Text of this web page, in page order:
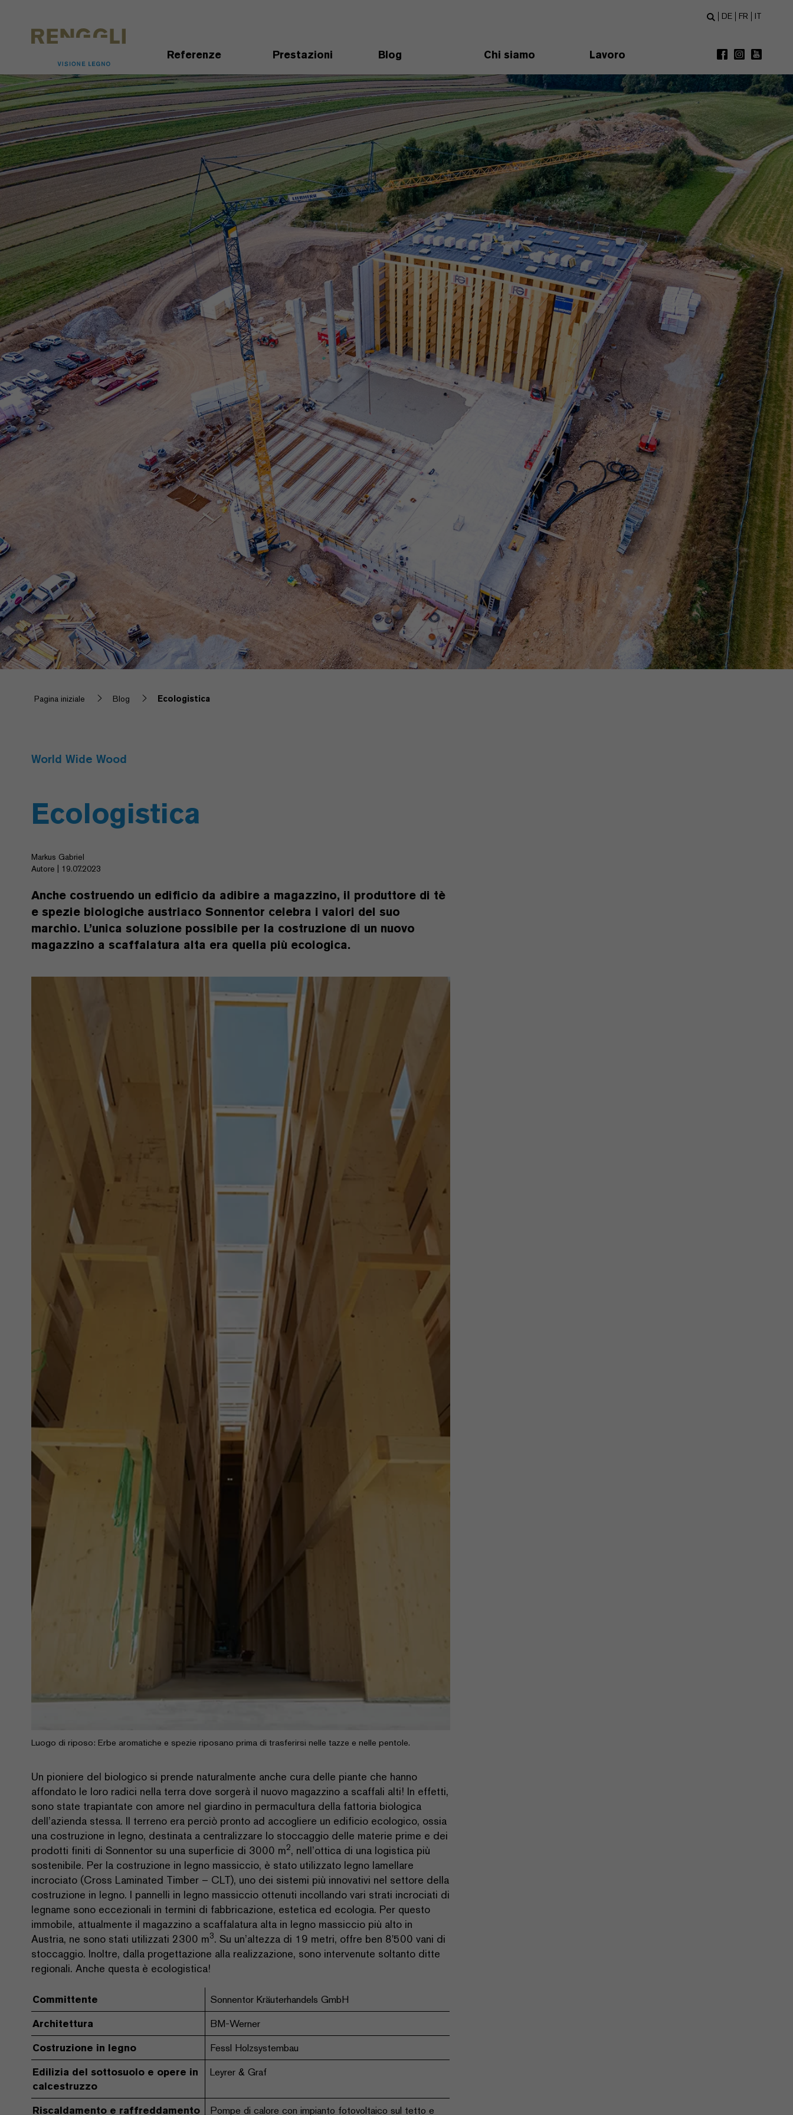
Referenze Prestazioni Blog Chi siamo Lavoro
DE FR IT
Pagina iniziale Blog Ecologistica
World Wide Wood
Ecologistica
Markus Gabriel
Autore | 19.07.2023
Anche costruendo un edificio da adibire a magazzino, il produttore di tè
e spezie biologiche austriaco Sonnentor celebra i valori del suo
marchio. L’unica soluzione possibile per la costruzione di un nuovo
magazzino a scaffalatura alta era quella più ecologica.
Luogo di riposo: Erbe aromatiche e spezie riposano prima di trasferirsi nelle tazze e nelle pentole.
Un pioniere del biologico si prende naturalmente anche cura delle piante che hanno
affondato le loro radici nella terra dove sorgerà il nuovo magazzino a scaffali alti! In effetti,
sono state trapiantate con amore nel giardino in permacultura della fattoria biologica
dell’azienda stessa. Il terreno era perciò pronto ad accogliere un edificio ecologico, ossia
una costruzione in legno, destinata a centralizzare lo stoccaggio delle materie prime e dei
prodotti finiti di Sonnentor su una superficie di 3000 m2, nell’ottica di una logistica più
sostenibile. Per la costruzione in legno massiccio, è stato utilizzato legno lamellare
incrociato (Cross Laminated Timber – CLT), uno dei sistemi più innovativi nel settore della
costruzione in legno. I pannelli in legno massiccio ottenuti incollando vari strati incrociati di
legname sono eccezionali in termini di fabbricazione, estetica ed ecologia. Per questo
immobile, attualmente il magazzino a scaffalatura alta in legno massiccio più alto in
Austria, ne sono stati utilizzati 2300 m3. Su un’altezza di 19 metri, offre ben 8'500 vani di
stoccaggio. Inoltre, dalla progettazione alla realizzazione, sono intervenute soltanto ditte
regionali. Anche questa è ecologistica!
Committente
Sonnentor Kräuterhandels GmbH
Architettura
BM-Werner
Costruzione in legno
Fessl Holzsystembau
Edilizia del sottosuolo e opere in
calcestruzzo
Leyrer & Graf
Riscaldamento e raffreddamento Pompe di calore con impianto fotovoltaico sul tetto e
Impostazioni della protezione dei dati